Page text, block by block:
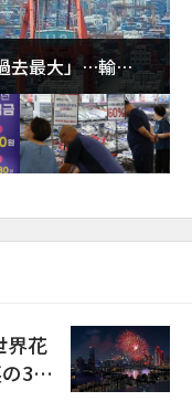
去最大」…輸出
界花
3カ